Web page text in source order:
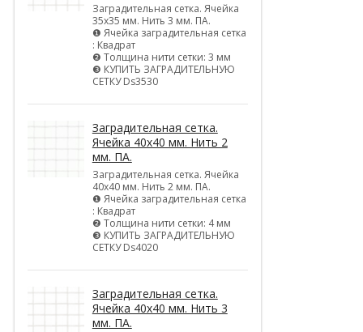
Заградительная сетка. Ячейка
35х35 мм. Нить 3 мм. ПА.
❶ Ячейка заградительная сетка
: Квадрат
❷ Толщина нити сетки: 3 мм
❸ КУПИТЬ ЗАГРАДИТЕЛЬНУЮ
СЕТКУ Ds3530
Заградительная сетка.
Ячейка 40х40 мм. Нить 2
мм. ПА.
Заградительная сетка. Ячейка
40х40 мм. Нить 2 мм. ПА.
❶ Ячейка заградительная сетка
: Квадрат
❷ Толщина нити сетки: 4 мм
❸ КУПИТЬ ЗАГРАДИТЕЛЬНУЮ
СЕТКУ Ds4020
Заградительная сетка.
Ячейка 40х40 мм. Нить 3
мм. ПА.